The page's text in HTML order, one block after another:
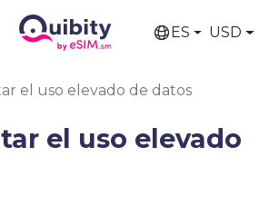
ES USD
el uso elevado de datos
el uso elevado